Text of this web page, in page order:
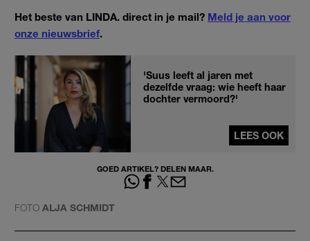
Het beste van LINDA. direct in je mail? Meld je aan voor
onze nieuwsbrief.
'Suus leeft al jaren met
dezelfde vraag: wie heeft haar
dochter vermoord?'
LEES OOK
GOED ARTIKEL? DELEN MAAR.
FOTO ALJA SCHMIDT